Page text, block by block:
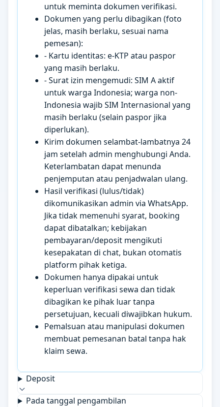
untuk meminta dokumen verifikasi.
Dokumen yang perlu dibagikan (foto
jelas, masih berlaku, sesuai nama
pemesan):
- Kartu identitas: e-KTP atau paspor
yang masih berlaku.
- Surat izin mengemudi: SIM A aktif
untuk warga Indonesia; warga non-
Indonesia wajib SIM Internasional yang
masih berlaku (selain paspor jika
diperlukan).
Kirim dokumen selambat-lambatnya 24
jam setelah admin menghubungi Anda.
Keterlambatan dapat menunda
penjemputan atau penjadwalan ulang.
Hasil verifikasi (lulus/tidak)
dikomunikasikan admin via WhatsApp.
Jika tidak memenuhi syarat, booking
dapat dibatalkan; kebijakan
pembayaran/deposit mengikuti
kesepakatan di chat, bukan otomatis
platform pihak ketiga.
Dokumen hanya dipakai untuk
keperluan verifikasi sewa dan tidak
dibagikan ke pihak luar tanpa
persetujuan, kecuali diwajibkan hukum.
Pemalsuan atau manipulasi dokumen
membuat pemesanan batal tanpa hak
klaim sewa.
Deposit
Pada tanggal pengambilan